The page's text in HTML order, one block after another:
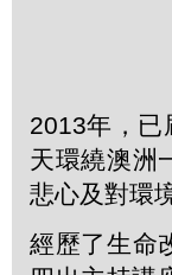
2013年，已
天環繞澳洲
悲心及對環
經歷了生命